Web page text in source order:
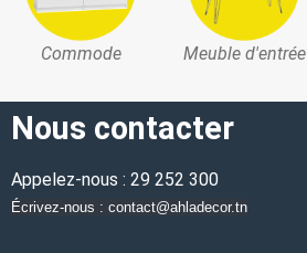
Commode Meuble d'entrée
Nous contacter
Appelez-nous : 29 252 300
Écrivez-nous : contact@ahladecor.tn